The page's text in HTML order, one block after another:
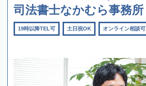
司法書士なかむら事務所
19時以降TEL可 土日祝OK オンライン相談可